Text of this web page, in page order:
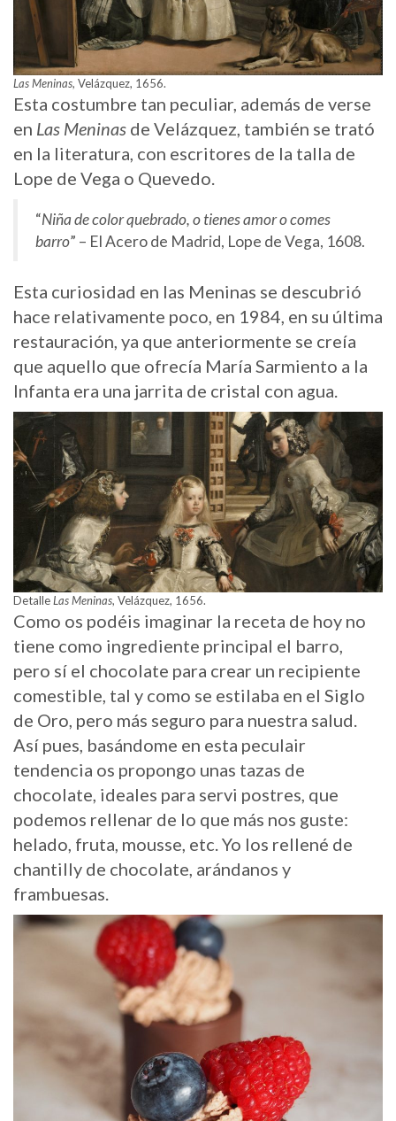
Las Meninas, Velázquez, 1656.
Esta costumbre tan peculiar, además de verse
en Las Meninas de Velázquez, también se trató
en la literatura, con escritores de la talla de
Lope de Vega o Quevedo.
“Niña de color quebrado, o tienes amor o comes
barro” – El Acero de Madrid, Lope de Vega, 1608.
Esta curiosidad en las Meninas se descubrió
hace relativamente poco, en 1984, en su última
restauración, ya que anteriormente se creía
que aquello que ofrecía María Sarmiento a la
Infanta era una jarrita de cristal con agua.
DetalleLas Meninas, Velázquez, 1656.
Como os podéis imaginar la receta de hoy no
tiene como ingrediente principal el barro,
pero sí el chocolate para crear un recipiente
comestible, tal y como se estilaba en el Siglo
de Oro, pero más seguro para nuestra salud.
Así pues, basándome en esta peculair
tendencia os propongo unas tazas de
chocolate, ideales para servi postres, que
podemos rellenar de lo que más nos guste:
helado, fruta, mousse, etc. Yo los rellené de
chantilly de chocolate, arándanos y
frambuesas.